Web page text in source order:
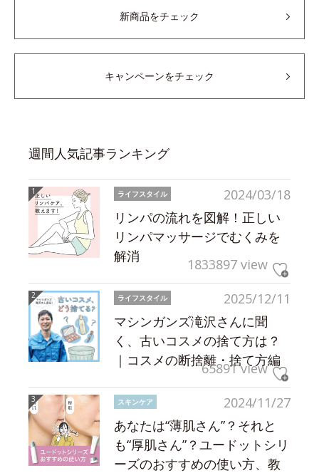
新商品をチェック
キャンペーンをチェック
週間人気記事ランキング
2024/03/18
ライフスタイル
リンパの流れを図解！正しい
リンパマッサージでむくみを
解消
1833897 view
2025/12/11
ライフスタイル
マシンガンズ滝沢さんに聞
く、古いコスメの捨て方は？
｜コスメの断捨離・捨て方編
65891 view
2024/11/27
スキンケア
あなたは“薄肌さん”？それと
も“厚肌さん”？ユードットシリ
ーズのおすすめの使い方、教